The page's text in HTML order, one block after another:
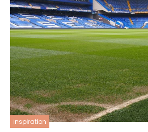
inspiration